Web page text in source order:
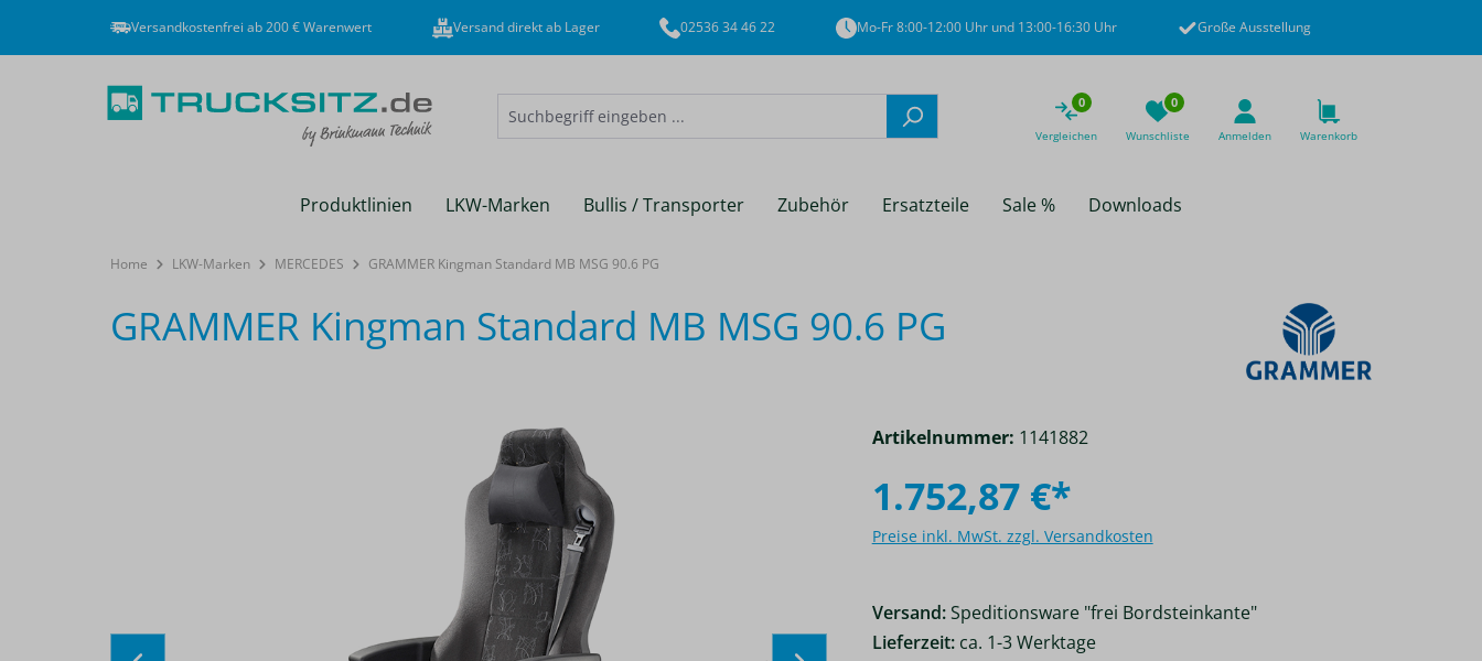
Versandkostenfrei ab 200 € Warenwert Versand direkt ab Lager 02536 34 46 22 Mo-Fr 8:00-12:00 Uhr und 13:00-16:30 Uhr Große Ausstellung
0
Vergleichen
0
Wunschliste Anmelden Warenkorb
Produktlinien LKW-Marken Bullis / Transporter Zubehör Ersatzteile Sale % Downloads
Home LKW-Marken MERCEDES GRAMMER Kingman Standard MB MSG 90.6 PG
GRAMMER Kingman Standard MB MSG 90.6 PG
1.752,87 €*
Preise inkl. MwSt. zzgl. Versandkosten
Versand:Speditionsware "frei Bordsteinkante"
Lieferzeit:ca. 1-3 Werktage
Artikelnummer: 1141882